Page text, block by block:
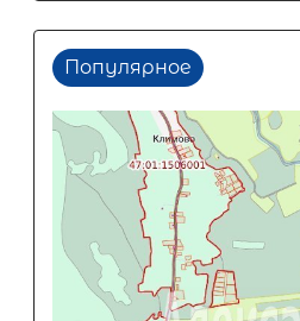
Популярное